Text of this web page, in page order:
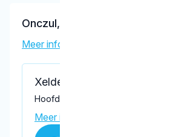
Onczul, C.E.
Meer informatie tandarts
Xeldent
Hoofdstraat 14 A, Terborg 7061 CK
Meer informatie praktijk